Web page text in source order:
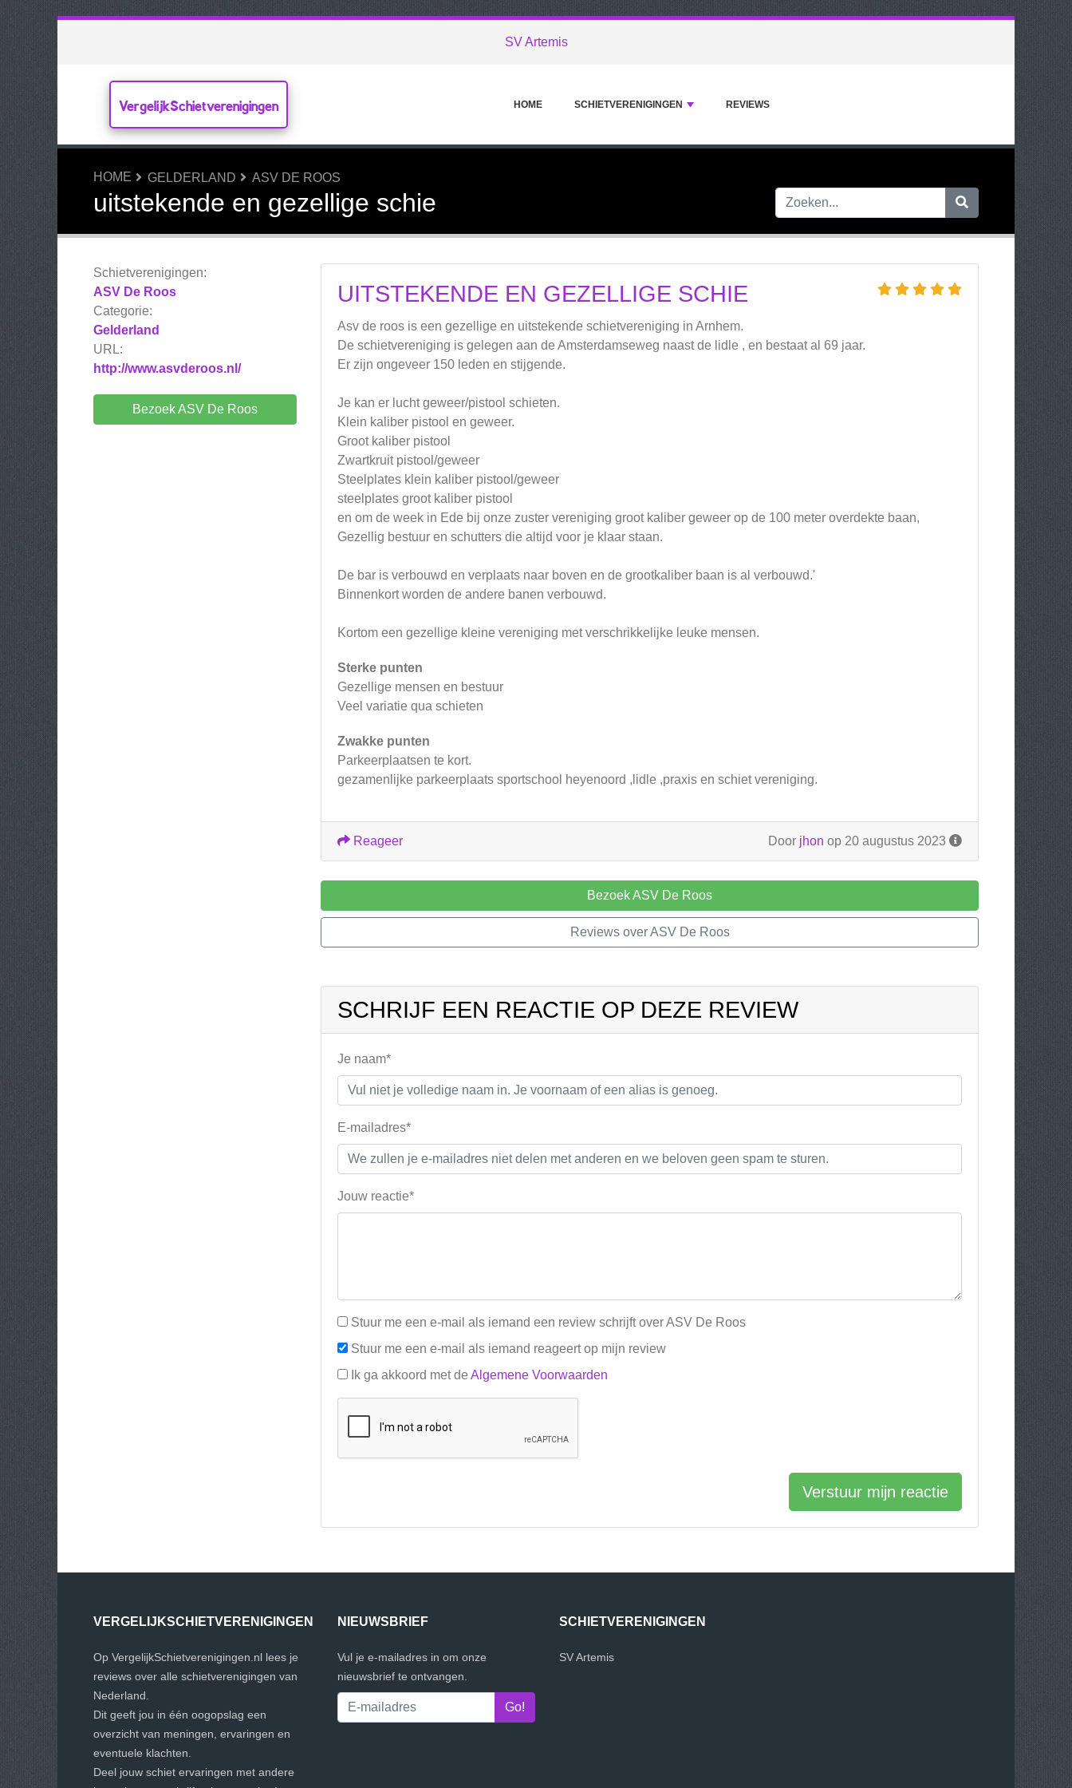
SV Artemis
VergelijkSchietverenigingen HOME SCHIETVERENIGINGEN REVIEWS
HOME GELDERLAND ASV DE ROOS
uitstekende en gezellige schie
Schietverenigingen:
ASV De Roos
Categorie:
Gelderland
URL:
http://www.asvderoos.nl/
Bezoek ASV De Roos
UITSTEKENDE EN GEZELLIGE SCHIE
Asv de roos is een gezellige en uitstekende schietvereniging in Arnhem.
De schietvereniging is gelegen aan de Amsterdamseweg naast de lidle , en bestaat al 69 jaar.
Er zijn ongeveer 150 leden en stijgende.
Je kan er lucht geweer/pistool schieten.
Klein kaliber pistool en geweer.
Groot kaliber pistool
Zwartkruit pistool/geweer
Steelplates klein kaliber pistool/geweer
steelplates groot kaliber pistool
en om de week in Ede bij onze zuster vereniging groot kaliber geweer op de 100 meter overdekte baan,
Gezellig bestuur en schutters die altijd voor je klaar staan.
De bar is verbouwd en verplaats naar boven en de grootkaliber baan is al verbouwd.'
Binnenkort worden de andere banen verbouwd.
Kortom een gezellige kleine vereniging met verschrikkelijke leuke mensen.
Sterke punten
Gezellige mensen en bestuur
Veel variatie qua schieten
Zwakke punten
Parkeerplaatsen te kort.
gezamenlijke parkeerplaats sportschool heyenoord ,lidle ,praxis en schiet vereniging.
Door jhon op 20 augustus 2023
Reageer
Bezoek ASV De Roos
Reviews over ASV De Roos
SCHRIJF EEN REACTIE OP DEZE REVIEW
Je naam*
E-mailadres*
Jouw reactie*
Stuur me een e-mail als iemand een review schrijft over ASV De Roos
Stuur me een e-mail als iemand reageert op mijn review
Ik ga akkoord met de Algemene Voorwaarden
Verstuur mijn reactie
VERGELIJKSCHIETVERENIGINGEN
Op VergelijkSchietverenigingen.nl lees je
reviews over alle schietverenigingen van
Nederland.
Dit geeft jou in één oogopslag een
overzicht van meningen, ervaringen en
eventuele klachten.
Deel jouw schiet ervaringen met andere
NIEUWSBRIEF
Vul je e-mailadres in om onze
nieuwsbrief te ontvangen.
SCHIETVERENIGINGEN
SV Artemis